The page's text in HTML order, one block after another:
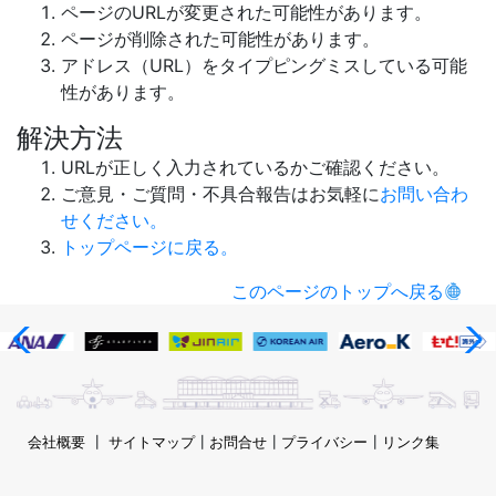
ページのURLが変更された可能性があります。
ページが削除された可能性があります。
アドレス（URL）をタイプピングミスしている可能
性があります。
解決方法
URLが正しく入力されているかご確認ください。
ご意見・ご質問・不具合報告はお気軽にお問い合わ
せください。
トップページに戻る。
このページのトップへ戻る
会社概要 サイトマップ┃ お問合せ プライバシー リンク集